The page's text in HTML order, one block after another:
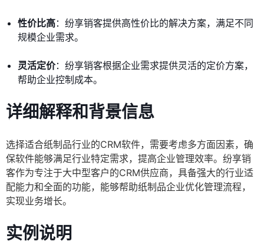
性价比高：纷享销客提供高性价比的解决方案，满足不同
规模企业需求。
灵活定价：纷享销客根据企业需求提供灵活的定价方案，
帮助企业控制成本。
详细解释和背景信息
选择适合纸制品行业的CRM软件，需要考虑多方面因素，确
保软件能够满足行业特定需求，提高企业管理效率。纷享销
客作为专注于大中型客户的CRM供应商，具备强大的行业适
配能力和全面的功能，能够帮助纸制品企业优化管理流程，
实现业务增长。
实例说明